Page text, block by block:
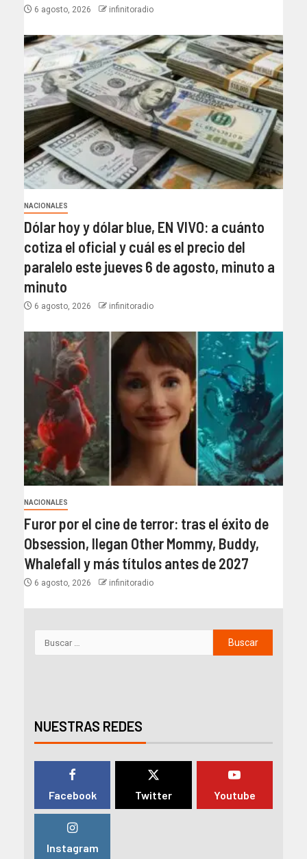
6 agosto, 2026 infinitoradio
NACIONALES
Dólar hoy y dólar blue, EN VIVO: a cuánto
cotiza el oficial y cuál es el precio del
paralelo este jueves 6 de agosto, minuto a
minuto
6 agosto, 2026 infinitoradio
NACIONALES
Furor por el cine de terror: tras el éxito de
Obsession, llegan Other Mommy, Buddy,
Whalefall y más títulos antes de 2027
6 agosto, 2026 infinitoradio
NUESTRAS REDES
Facebook Twitter Youtube
Instagram